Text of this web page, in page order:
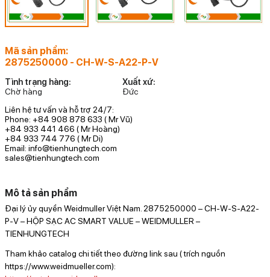
Mã sản phẩm:
2875250000 - CH-W-S-A22-P-V
Tình trạng hàng:
Chờ hàng
Xuất xứ:
Đức
Liên hệ tư vấn và hỗ trợ 24/7:
Phone: +84 908 878 633 ( Mr Vũ)
+84 933 441 466 ( Mr Hoàng)
+84 933 744 776 ( Mr Di)
Email: info@tienhungtech.com
sales@tienhungtech.com
Mô tả sản phẩm
Đại lý ủy quyền Weidmuller Việt Nam. 2875250000 – CH-W-S-A22-
P-V – HỘP SẠC AC SMART VALUE – WEIDMULLER –
TIENHUNGTECH
Tham khảo catalog chi tiết theo đường link sau ( trích nguồn
https://www.weidmueller.com):